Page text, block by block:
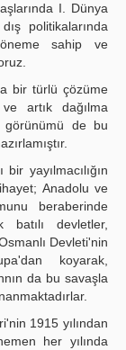
I. Dünya
politikalarında
sahip ve
bir türlü çözüme
artık dağılma
görünümü de bu
yayılmacılığın
Anadolu ve
beraberinde
devletler,
Devleti'nin
koyarak,
da bu savaşla
1915 yılından
her yılında